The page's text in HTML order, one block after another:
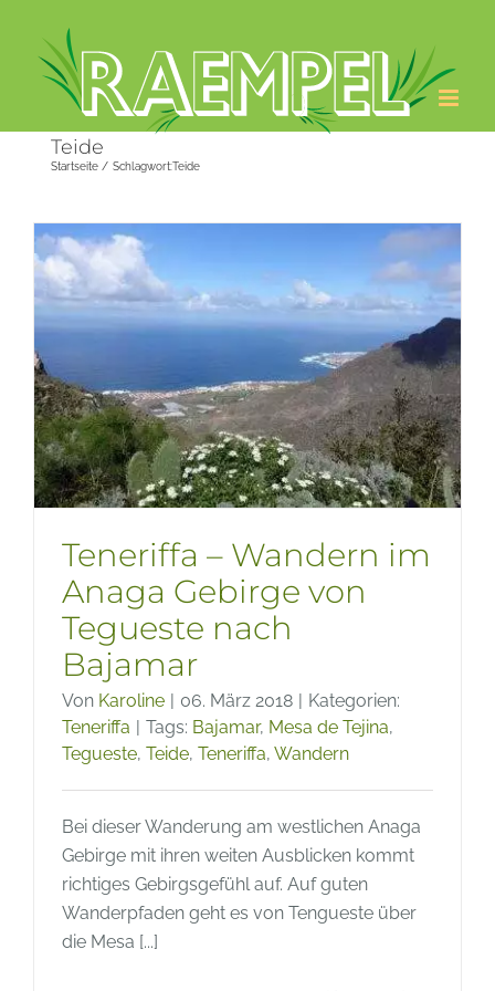
springen
Teide
Startseite Schlagwort:Teide
Teneriffa – Wandern im
Anaga Gebirge von
Tegueste nach
Bajamar
Von Karoline 06. März 2018
Kategorien:
Teneriffa
Tags: Bajamar, Mesa de Tejina,
Tegueste, Teide, Teneriffa, Wandern
Bei dieser Wanderung am westlichen Anaga
Gebirge mit ihren weiten Ausblicken kommt
richtiges Gebirgsgefühl auf. Auf guten
Wanderpfaden geht es von Tengueste über
die Mesa [...]